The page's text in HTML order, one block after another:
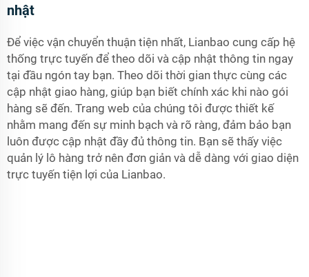
nhật
Để việc vận chuyển thuận tiện nhất, Lianbao cung cấp hệ
thống trực tuyến để theo dõi và cập nhật thông tin ngay
tại đầu ngón tay bạn. Theo dõi thời gian thực cùng các
cập nhật giao hàng, giúp bạn biết chính xác khi nào gói
hàng sẽ đến. Trang web của chúng tôi được thiết kế
nhằm mang đến sự minh bạch và rõ ràng, đảm bảo bạn
luôn được cập nhật đầy đủ thông tin. Bạn sẽ thấy việc
quản lý lô hàng trở nên đơn giản và dễ dàng với giao diện
trực tuyến tiện lợi của Lianbao.